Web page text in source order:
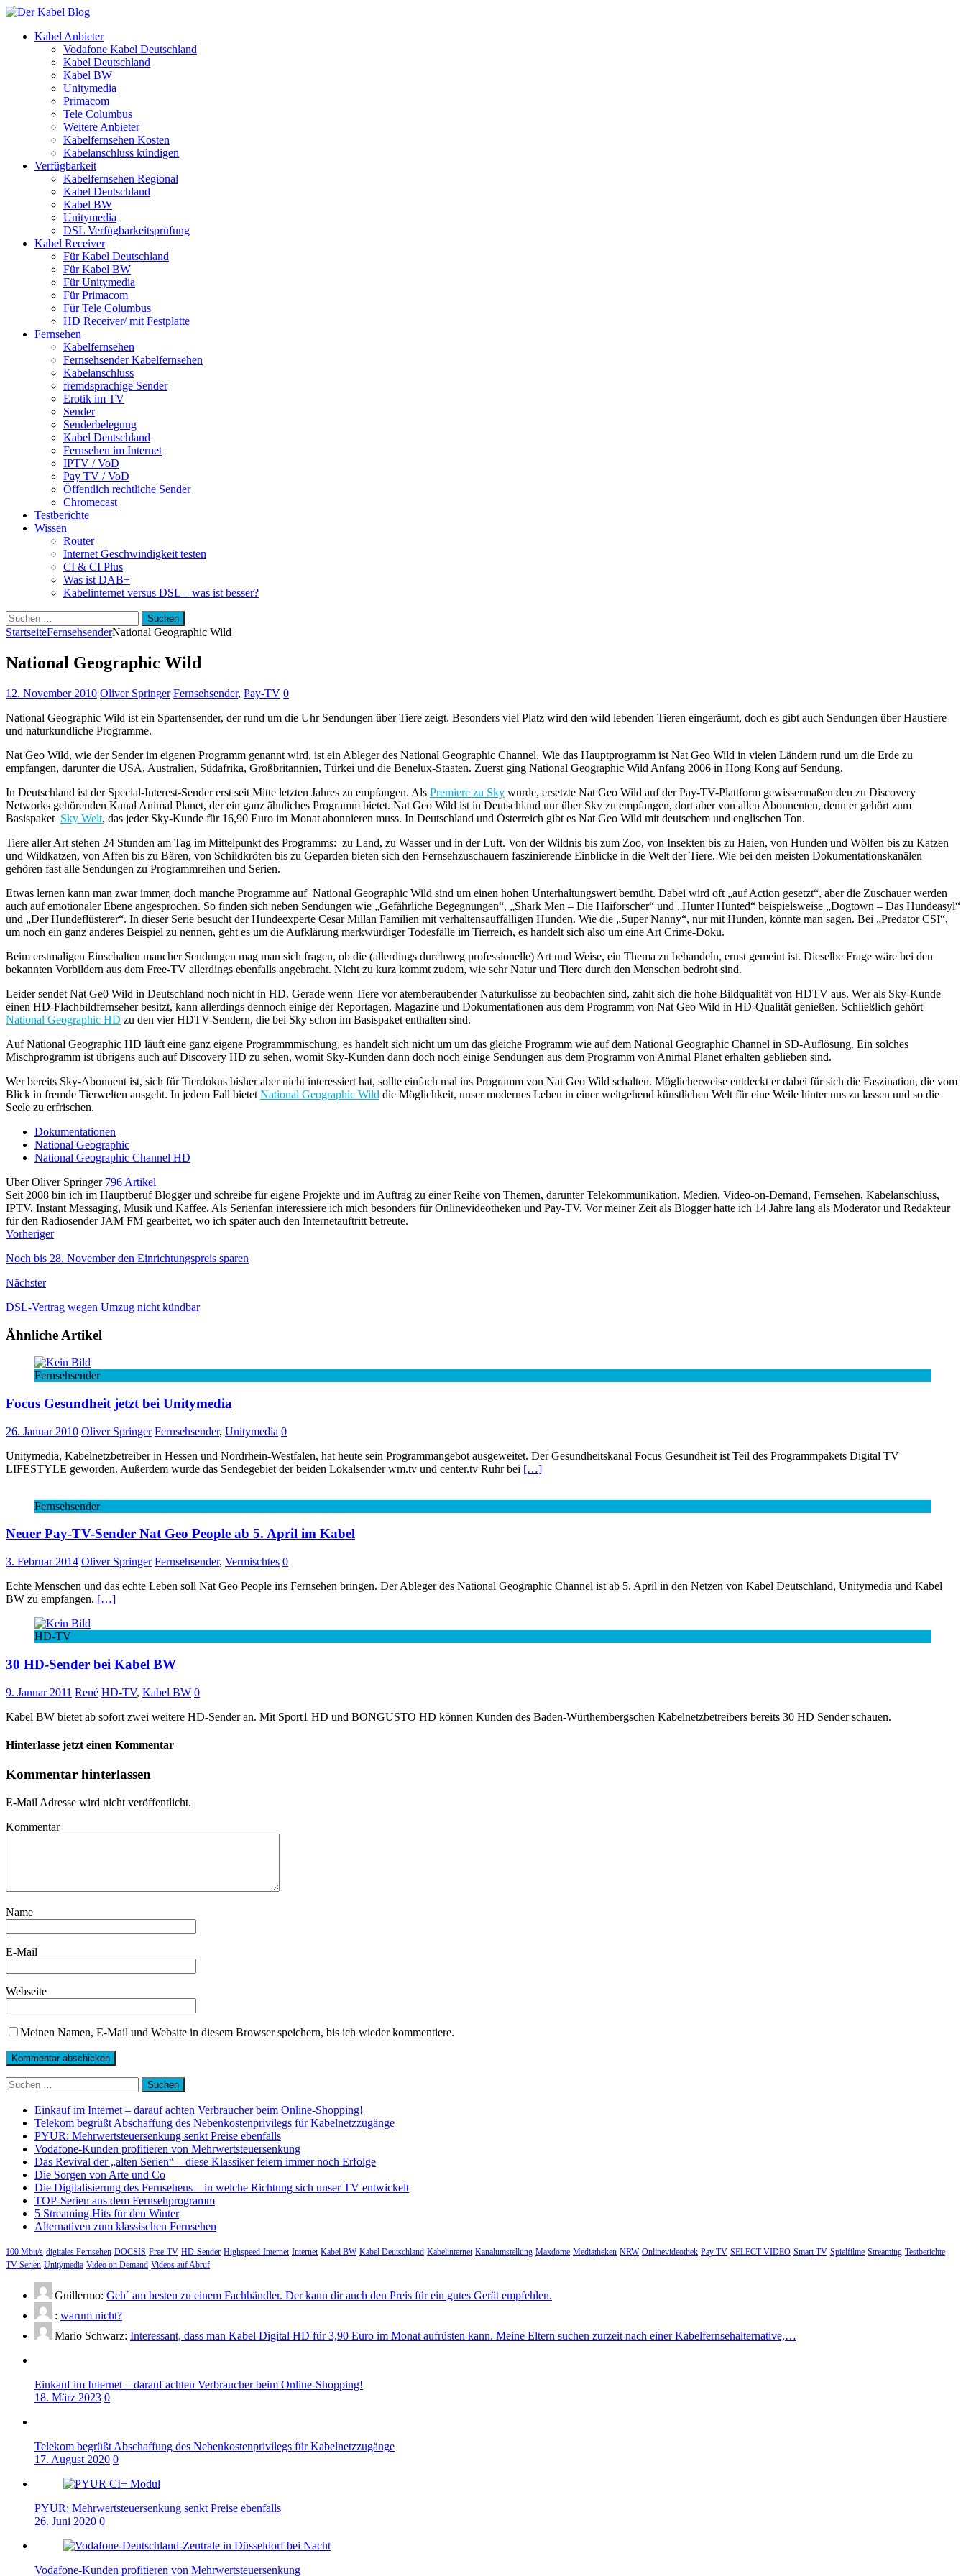
Kabel Anbieter
Vodafone Kabel Deutschland
Kabel Deutschland
Kabel BW
Unitymedia
Primacom
Tele Columbus
Weitere Anbieter
Kabelfernsehen Kosten
Kabelanschluss kündigen
Verfügbarkeit
Kabelfernsehen Regional
Kabel Deutschland
Kabel BW
Unitymedia
DSL Verfügbarkeitsprüfung
Kabel Receiver
Für Kabel Deutschland
Für Kabel BW
Für Unitymedia
Für Primacom
Für Tele Columbus
HD Receiver/ mit Festplatte
Fernsehen
Kabelfernsehen
Fernsehsender Kabelfernsehen
Kabelanschluss
fremdsprachige Sender
Erotik im TV
Sender
Senderbelegung
Kabel Deutschland
Fernsehen im Internet
IPTV / VoD
Pay TV / VoD
Öffentlich rechtliche Sender
Chromecast
Testberichte
Wissen
Router
Internet Geschwindigkeit testen
CI & CI Plus
Was ist DAB+
Kabelinternet versus DSL – was ist besser?
Suchen
nach:
StartseiteFernsehsenderNational Geographic Wild
National Geographic Wild
12. November 2010 Oliver Springer Fernsehsender, Pay-TV 0
National Geographic Wild ist ein Spartensender, der rund um die Uhr Sendungen über Tiere zeigt. Besonders viel Platz wird den wild lebenden Tieren eingeräumt, doch es gibt auch Sendungen über Haustiere
und naturkundliche Programme.
Nat Geo Wild, wie der Sender im eigenen Programm genannt wird, ist ein Ableger des National Geographic Channel. Wie das Hauptprogramm ist Nat Geo Wild in vielen Ländern rund um die Erde zu
empfangen, darunter die USA, Australien, Südafrika, Großbritannien, Türkei und die Benelux-Staaten. Zuerst ging National Geographic Wild Anfang 2006 in Hong Kong auf Sendung.
In Deutschland ist der Special-Interest-Sender erst seit Mitte letzten Jahres zu empfangen. Als Premiere zu Sky wurde, ersetzte Nat Geo Wild auf der Pay-TV-Plattform gewissermaßen den zu Discovery
Networks gehörenden Kanal Animal Planet, der ein ganz ähnliches Programm bietet. Nat Geo Wild ist in Deutschland nur über Sky zu empfangen, dort aber von allen Abonnenten, denn er gehört zum
Basispaket Sky Welt, das jeder Sky-Kunde für 16,90 Euro im Monat abonnieren muss. In Deutschland und Österreich gibt es Nat Geo Wild mit deutschem und englischen Ton.
Tiere aller Art stehen 24 Stunden am Tag im Mittelpunkt des Programms: zu Land, zu Wasser und in der Luft. Von der Wildnis bis zum Zoo, von Insekten bis zu Haien, von Hunden und Wölfen bis zu Katzen
und Wildkatzen, von Affen bis zu Bären, von Schildkröten bis zu Geparden bieten sich den Fernsehzuschauern faszinierende Einblicke in die Welt der Tiere. Wie bei den meisten Dokumentationskanälen
gehören fast alle Sendungen zu Programmreihen und Serien.
Etwas lernen kann man zwar immer, doch manche Programme auf National Geographic Wild sind um einen hohen Unterhaltungswert bemüht. Dabei wird oft „auf Action gesetzt“, aber die Zuschauer werden
auch auf emotionaler Ebene angesprochen. So finden sich neben Sendungen wie „Gefährliche Begegnungen“, „Shark Men – Die Haiforscher“ und „Hunter Hunted“ beispielsweise „Dogtown – Das Hundeasyl“
und „Der Hundeflüsterer“. In dieser Serie besucht der Hundeexperte Cesar Millan Familien mit verhaltensauffälligen Hunden. Wie die „Super Nanny“, nur mit Hunden, könnte man sagen. Bei „Predator CSI“,
um noch ein ganz anderes Beispiel zu nennen, geht es um die Aufklärung merkwürdiger Todesfälle im Tierreich, es handelt sich also um eine Art Crime-Doku.
Beim erstmaligen Einschalten mancher Sendungen mag man sich fragen, ob die (allerdings durchweg professionelle) Art und Weise, ein Thema zu behandeln, ernst gemeint ist. Dieselbe Frage wäre bei den
bekannten Vorbildern aus dem Free-TV allerdings ebenfalls angebracht. Nicht zu kurz kommt zudem, wie sehr Natur und Tiere durch den Menschen bedroht sind.
Leider sendet Nat Ge0 Wild in Deutschland noch nicht in HD. Gerade wenn Tiere vor atemberaubender Naturkulisse zu beobachten sind, zahlt sich die hohe Bildqualität von HDTV aus. Wer als Sky-Kunde
einen HD-Flachbildfernseher besitzt, kann allerdings dennoch einige der Reportagen, Magazine und Dokumentationen aus dem Programm von Nat Geo Wild in HD-Qualität genießen. Schließlich gehört
National Geographic HD zu den vier HDTV-Sendern, die bei Sky schon im Basispaket enthalten sind.
Auf National Geographic HD läuft eine ganz eigene Programmmischung, es handelt sich nicht um um das gleiche Programm wie auf dem National Geographic Channel in SD-Auflösung. Ein solches
Mischprogramm ist übrigens auch auf Discovery HD zu sehen, womit Sky-Kunden dann doch noch einige Sendungen aus dem Programm von Animal Planet erhalten geblieben sind.
Wer bereits Sky-Abonnent ist, sich für Tierdokus bisher aber nicht interessiert hat, sollte einfach mal ins Programm von Nat Geo Wild schalten. Möglicherweise entdeckt er dabei für sich die Faszination, die vom
Blick in fremde Tierwelten ausgeht. In jedem Fall bietet National Geographic Wild die Möglichkeit, unser modernes Leben in einer weitgehend künstlichen Welt für eine Weile hinter uns zu lassen und so die
Seele zu erfrischen.
Dokumentationen
National Geographic
National Geographic Channel HD
Über Oliver Springer 796 Artikel
Seit 2008 bin ich im Hauptberuf Blogger und schreibe für eigene Projekte und im Auftrag zu einer Reihe von Themen, darunter Telekommunikation, Medien, Video-on-Demand, Fernsehen, Kabelanschluss,
IPTV, Instant Messaging, Musik und Kaffee. Als Serienfan interessiere ich mich besonders für Onlinevideotheken und Pay-TV. Vor meiner Zeit als Blogger hatte ich 14 Jahre lang als Moderator und Redakteur
für den Radiosender JAM FM gearbeitet, wo ich später auch den Internetauftritt betreute.
Vorheriger
Noch bis 28. November den Einrichtungspreis sparen
Nächster
DSL-Vertrag wegen Umzug nicht kündbar
Ähnliche Artikel
Fernsehsender
Focus Gesundheit jetzt bei Unitymedia
26. Januar 2010 Oliver Springer Fernsehsender, Unitymedia 0
Unitymedia, Kabelnetzbetreiber in Hessen und Nordrhein-Westfalen, hat heute sein Programmangebot ausgeweitet. Der Gesundheitskanal Focus Gesundheit ist Teil des Programmpakets Digital TV
LIFESTYLE geworden. Außerdem wurde das Sendegebiet der beiden Lokalsender wm.tv und center.tv Ruhr bei […]
Fernsehsender
Neuer Pay-TV-Sender Nat Geo People ab 5. April im Kabel
3. Februar 2014 Oliver Springer Fernsehsender, Vermischtes 0
Echte Menschen und das echte Leben soll Nat Geo People ins Fernsehen bringen. Der Ableger des National Geographic Channel ist ab 5. April in den Netzen von Kabel Deutschland, Unitymedia und Kabel
BW zu empfangen. […]
HD-TV
30 HD-Sender bei Kabel BW
9. Januar 2011 René HD-TV, Kabel BW 0
Kabel BW bietet ab sofort zwei weitere HD-Sender an. Mit Sport1 HD und BONGUSTO HD können Kunden des Baden-Würthembergschen Kabelnetzbetreibers bereits 30 HD Sender schauen.
Hinterlasse jetzt einen Kommentar
Kommentar hinterlassen
E-Mail Adresse wird nicht veröffentlicht.
Kommentar
Name
E-Mail
Webseite
Meinen Namen, E-Mail und Website in diesem Browser speichern, bis ich wieder kommentiere.
Suchen
nach:
Einkauf im Internet – darauf achten Verbraucher beim Online-Shopping!
Telekom begrüßt Abschaffung des Nebenkostenprivilegs für Kabelnetzzugänge
PYUR: Mehrwertsteuersenkung senkt Preise ebenfalls
Vodafone-Kunden profitieren von Mehrwertsteuersenkung
Das Revival der „alten Serien“ – diese Klassiker feiern immer noch Erfolge
Die Sorgen von Arte und Co
Die Digitalisierung des Fernsehens – in welche Richtung sich unser TV entwickelt
TOP-Serien aus dem Fernsehprogramm
5 Streaming Hits für den Winter
Alternativen zum klassischen Fernsehen
100 Mbit/s digitales Fernsehen DOCSIS Free-TV HD-Sender Highspeed-Internet Internet Kabel BW Kabel Deutschland Kabelinternet Kanalumstellung Maxdome Mediatheken NRW Onlinevideothek Pay TV SELECT VIDEO Smart TV Spielfilme Streaming Testberichte
TV-Serien Unitymedia Video on Demand Videos auf Abruf
Guillermo: Geh´ am besten zu einem Fachhändler. Der kann dir auch den Preis für ein gutes Gerät empfehlen.
: warum nicht?
Mario Schwarz: Interessant, dass man Kabel Digital HD für 3,90 Euro im Monat aufrüsten kann. Meine Eltern suchen zurzeit nach einer Kabelfernsehalternative,…
Einkauf im Internet – darauf achten Verbraucher beim Online-Shopping!
18. März 2023 0
Telekom begrüßt Abschaffung des Nebenkostenprivilegs für Kabelnetzzugänge
17. August 2020 0
PYUR: Mehrwertsteuersenkung senkt Preise ebenfalls
26. Juni 2020 0
Vodafone-Kunden profitieren von Mehrwertsteuersenkung